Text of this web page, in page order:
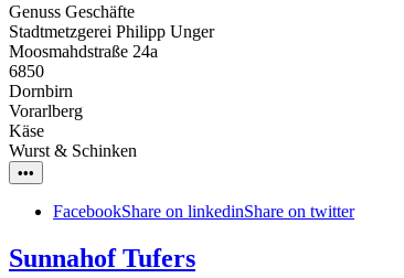
Genuss Geschäfte
Stadtmetzgerei Philipp Unger
Moosmahdstraße 24a
6850
Dornbirn
Vorarlberg
Käse
Wurst & Schinken
•••
FacebookShare on linkedinShare on twitter
Sunnahof Tufers